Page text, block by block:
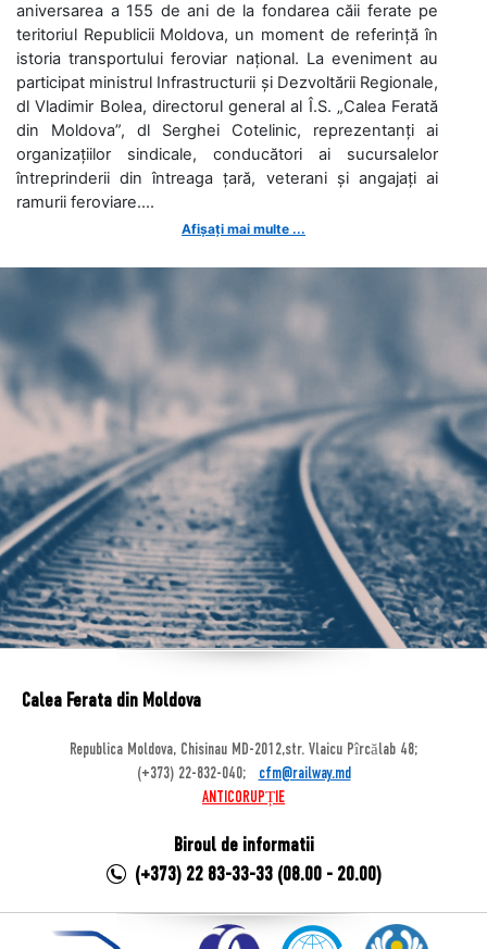
aniversarea a 155 de ani de la fondarea căii ferate pe
teritoriul Republicii Moldova, un moment de referință în
istoria transportului feroviar național. La eveniment au
participat ministrul Infrastructurii și Dezvoltării Regionale,
dl Vladimir Bolea, directorul general al Î.S. „Calea Ferată
din Moldova”, dl Serghei Cotelinic, reprezentanți ai
organizațiilor sindicale, conducători ai sucursalelor
întreprinderii din întreaga țară, veterani și angajați ai
ramurii feroviare....
Afișați mai multe ...
Calea Ferata din Moldova
Republica Moldova, Chisinau MD-2012,str. Vlaicu Pîrcălab 48;
(+373) 22-832-040;
cfm@railway.md
ANTICORUPȚIE
Biroul de informatii
(+373) 22 83-33-33 (08.00 - 20.00)